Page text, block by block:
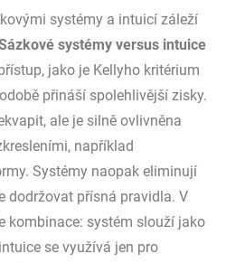
systémy a intuicí záleží
systémy versus intuice
jako je Kellyho kritérium
přináší spolehlivější zisky.
ale je silně ovlivněna
například
Systémy naopak eliminují
dodržovat přísná pravidla. V
kombinace: systém slouží jako
se využívá jen pro